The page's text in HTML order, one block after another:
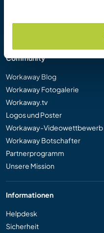
Community
Workaway Blog
Workaway Fotogalerie
Workaway.tv
Logos und Poster
Workaway-Videowettbewerb
Workaway Botschafter
Partnerprogramm
Unsere Mission
Informationen
Helpdesk
Sicherheit